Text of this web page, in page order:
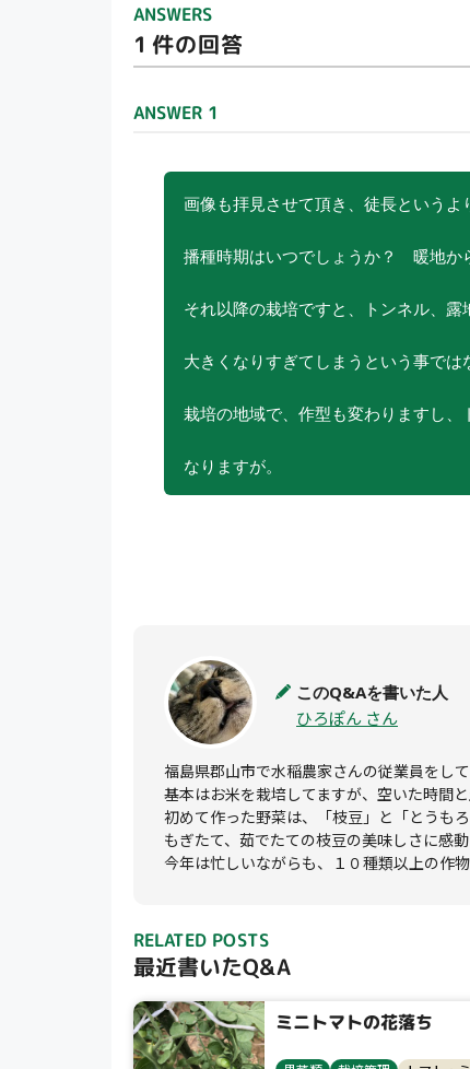
e
b
o
o
k
itt
er
ANSWERS
1 件の回答
ANSWER 1
画像も拝見させて頂き、徒長というよ
播種時期はいつでしょうか？ 暖地か
それ以降の栽培ですと、トンネル、露
大きくなりすぎてしまうという事では
栽培の地域で、作型も変わりますし
なりますが。
このQ&Aを書いた人
ひろぽん さん
福島県郡山市で水稲農家さんの従業員をして
基本はお米を栽培してますが、空いた時間
初めて作った野菜は、「枝豆」と「とうもろ
もぎたて、茹でたての枝豆の美味しさに感
今年は忙しいながらも、１０種類以上の作
RELATED POSTS
最近書いたQ&A
ミニトマトの花落ち